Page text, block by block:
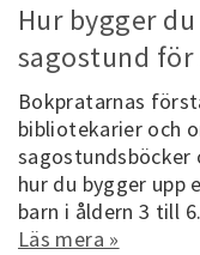
Hur bygger
sagostund för
Bokpratarnas
bibliotekarier och
hur du bygger upp
barn i åldern 3 till 6.
Läs mera »